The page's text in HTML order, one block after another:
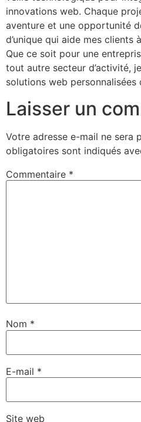
innovations web. Chaque
aventure et une opportunité
d’unique qui aide mes
Que ce soit pour une
tout autre secteur d’activité,
solutions web
Laisser un
Votre adresse e-mail ne sera
obligatoires sont indiqués
Commentaire *
Nom *
E-mail *
Site web